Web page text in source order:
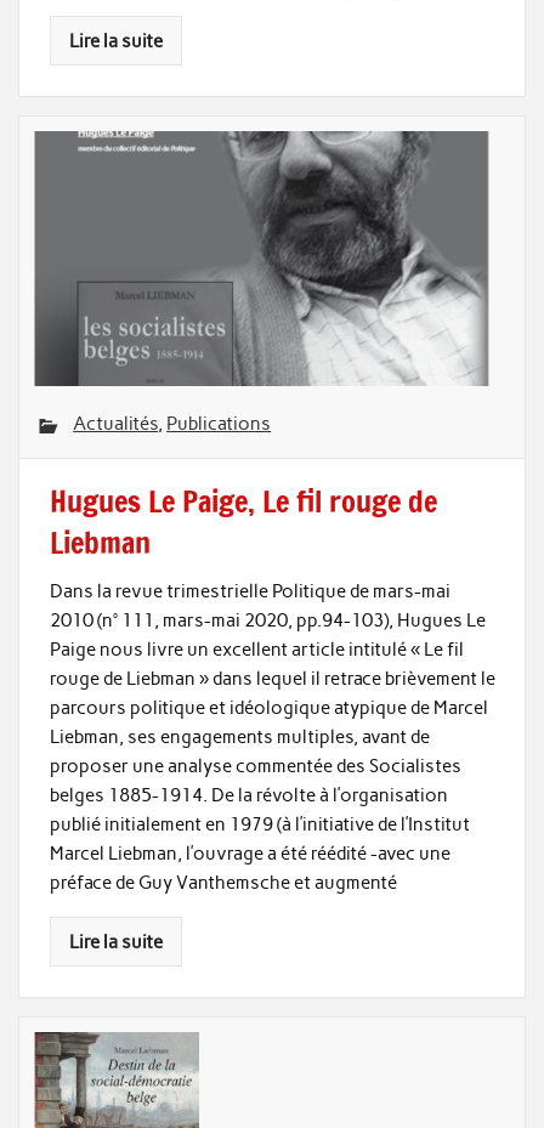
Lire la suite
Actualités, Publications
Hugues Le Paige, Le fil rouge de
Liebman
Dans la revue trimestrielle Politique de mars-mai
2010 (n° 111, mars-mai 2020, pp.94-103), Hugues Le
Paige nous livre un excellent article intitulé « Le fil
rouge de Liebman » dans lequel il retrace brièvement le
parcours politique et idéologique atypique de Marcel
Liebman, ses engagements multiples, avant de
proposer une analyse commentée des Socialistes
belges 1885-1914. De la révolte à l’organisation
publié initialement en 1979 (à l’initiative de l’Institut
Marcel Liebman, l’ouvrage a été réédité -avec une
préface de Guy Vanthemsche et augmenté
Lire la suite